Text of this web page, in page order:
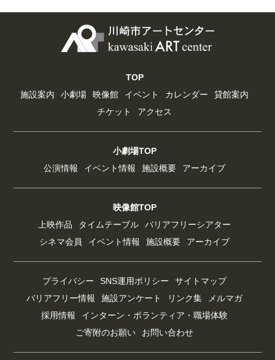
TOP
施設案内
小劇場 映像館 イベント カレンダー
貸館案内
チケット
アクセス
小劇場TOP
公演情報
イベント情報 施設概要 アーカイブ
映像館TOP
上映作品
タイムテーブル
バリアフリーシアター
シネマ会員
イベント情報 施設概要 アーカイブ
プライバシー SNS運用ポリシー
サイトマップ
バリアフリー情報
施設アンケート リンク集
メルマガ
採用情報
インターン・ボランティア・職場体験
ご寄附のお願い
お問い合わせ